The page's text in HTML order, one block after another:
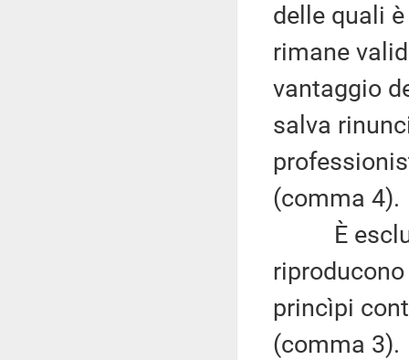
delle quali
rimane
vantaggio
salva
(comma 4).
È
princìpi
(comma 3).